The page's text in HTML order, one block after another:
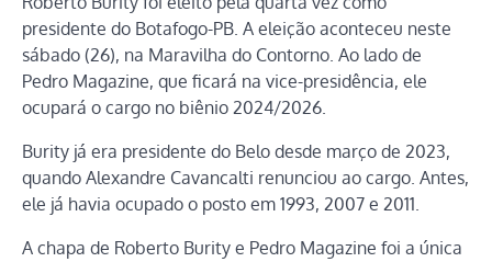
presidente do Botafogo-PB. A eleição aconteceu neste
sábado (26), na Maravilha do Contorno. Ao lado de
Pedro Magazine, que ficará na vice-presidência, ele
ocupará o cargo no biênio 2024/2026.
Burity já era presidente do Belo desde março de 2023,
quando Alexandre Cavancalti renunciou ao cargo. Antes,
ele já havia ocupado o posto em 1993, 2007 e 2011.
A chapa de Roberto Burity e Pedro Magazine foi a única